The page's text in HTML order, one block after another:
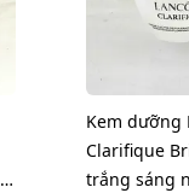
Kem dưỡng
Clarifique
trắng sáng